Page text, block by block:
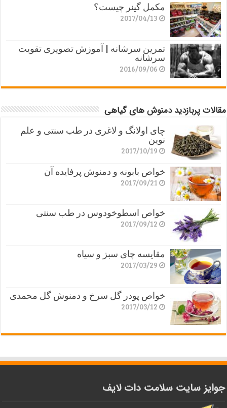
مکمل گینر چیست؟
2017/04/13
تمرین سرشانه | آموزش تصویری تقویت
سرشانه
2016/09/06
مقالات پربازدید دمنوش های گیاهی
چای اولانگ و لاغری در طب سنتی و علم
نوین
2017/10/19
خواص بابونه و دمنوش پرفایده آن
2017/09/21
خواص اسطوخودوس در طب سنتی
2017/09/12
مقایسه چای سبز و سیاه
2017/03/29
خواص پودر گل سرخ و دمنوش گل محمدی
2017/03/12
جوایز سایت سلامت دات لایف